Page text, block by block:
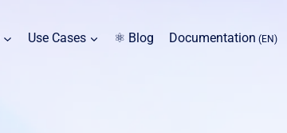
Use Cases ⚛ Blog Documentation (EN)